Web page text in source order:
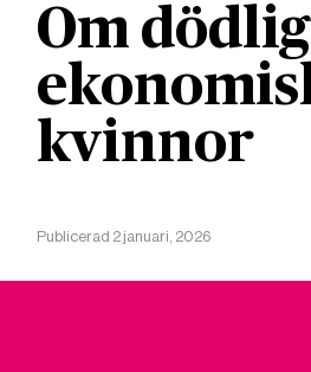
Om
kvinnor
Publicerad 2 januari, 2026